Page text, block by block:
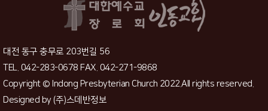
대전 동구 충무로 203번길 56
TEL. 042-283-0678 FAX. 042-271-9868
Copyright © Indong Presbyterian Church 2022.All rights reserved.
Designed by(주)스데반정보